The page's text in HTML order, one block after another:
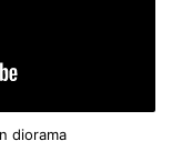
diorama